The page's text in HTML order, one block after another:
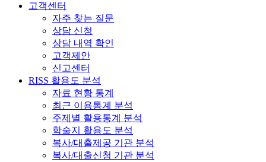
고객센터
자주 찾는 질문
상담 신청
상담 내역 확인
고객제안
신고센터
RISS 활용도 분석
자료 현황 통계
최근 이용통계 분석
주제별 활용통계 분석
학술지 활용도 분석
복사/대출제공 기관 분석
복사/대출신청 기관 분석